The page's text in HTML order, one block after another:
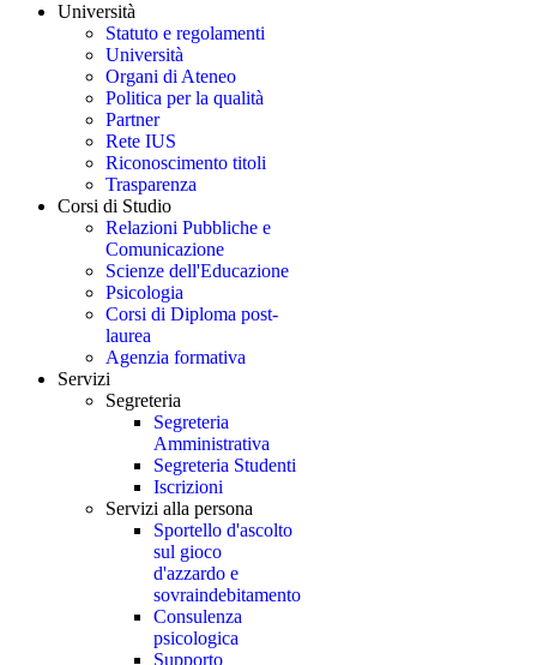
Università
Statuto e regolamenti
Università
Organi di Ateneo
Politica per la qualità
Partner
Rete IUS
Riconoscimento titoli
Trasparenza
Corsi di Studio
Relazioni Pubbliche e
Comunicazione
Scienze dell'Educazione
Psicologia
Corsi di Diploma post-
laurea
Agenzia formativa
Servizi
Segreteria
Segreteria
Amministrativa
Segreteria Studenti
Iscrizioni
Servizi alla persona
Sportello d'ascolto
sul gioco
d'azzardo e
sovraindebitamento
Consulenza
psicologica
Supporto